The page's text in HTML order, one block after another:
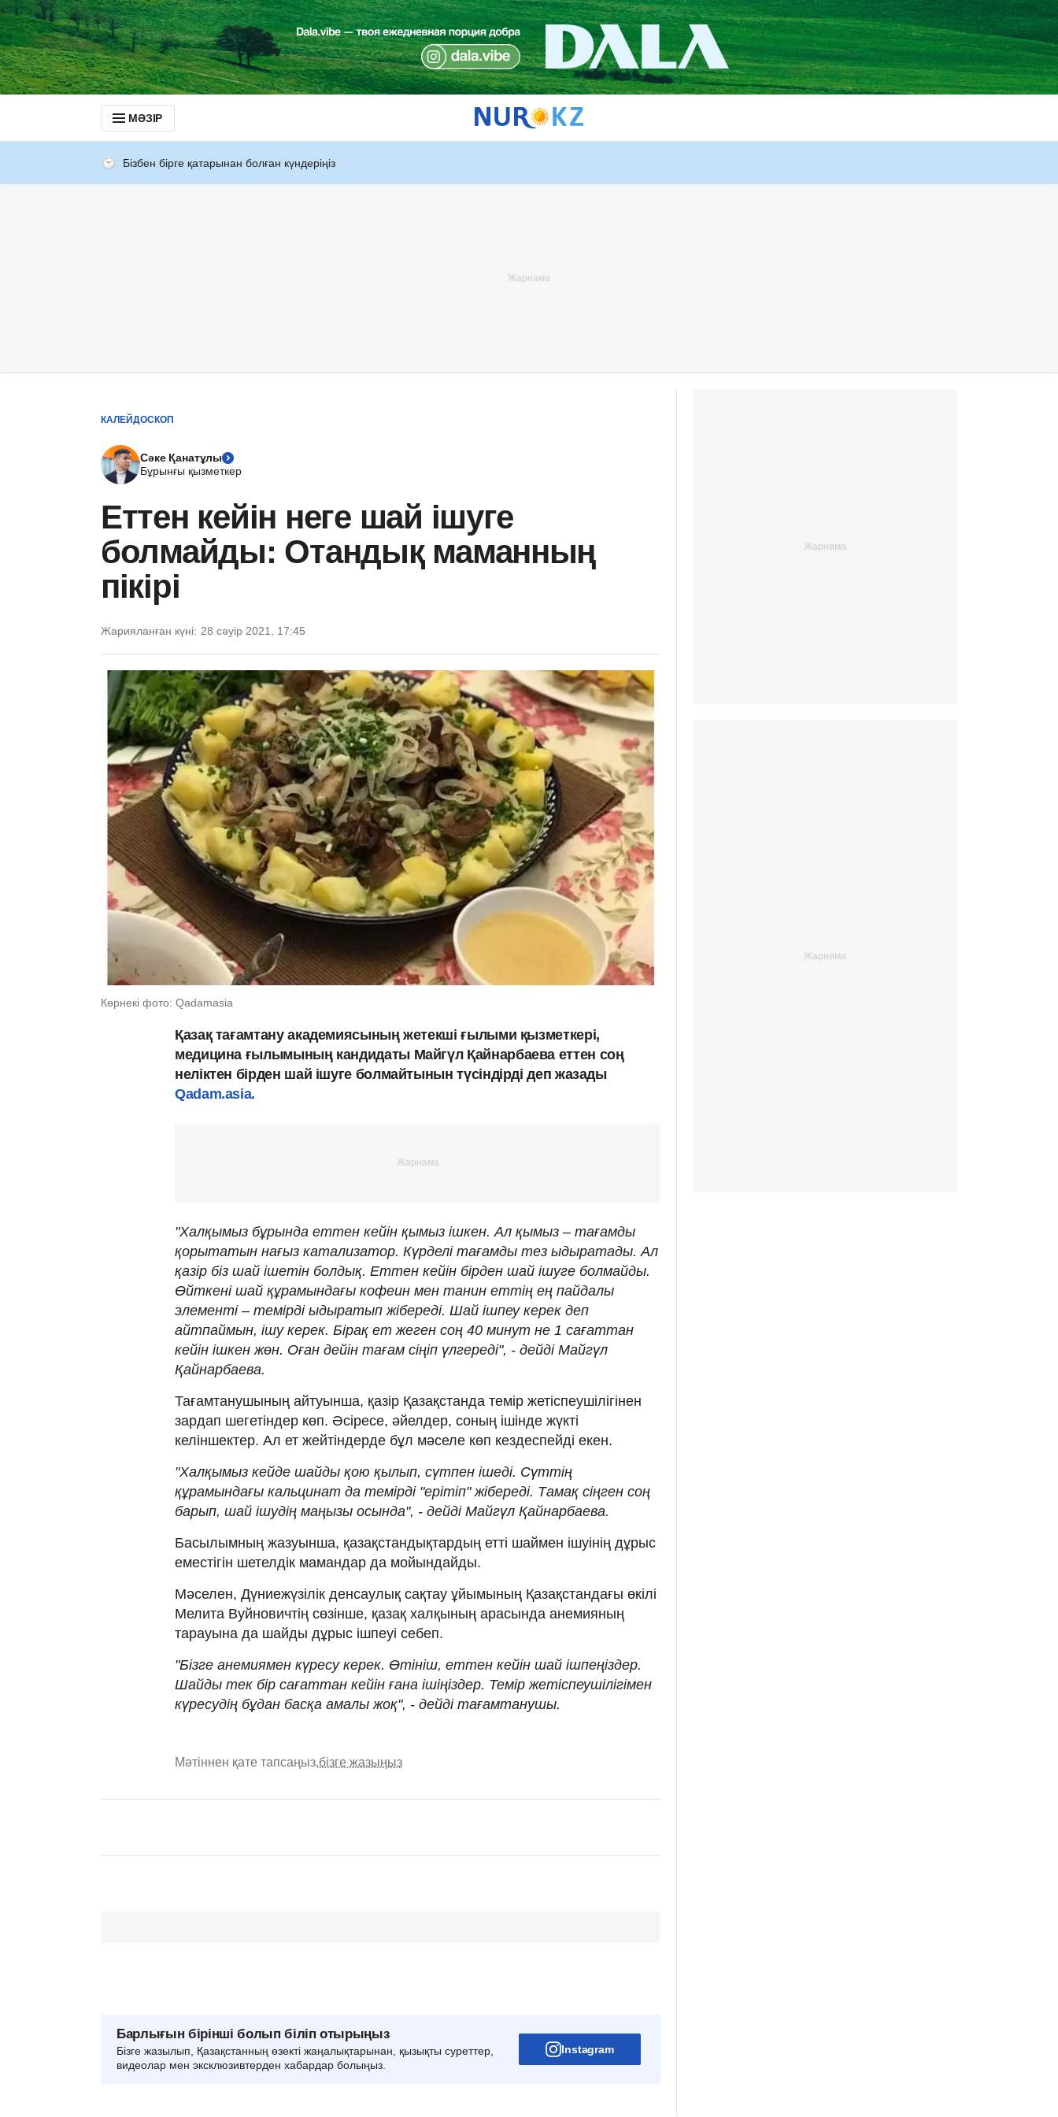
МӘЗІР
Бізбен бірге қатарынан болған күндеріңіз
КАЛЕЙДОСКОП
Сәке Қанатұлы
Бұрынғы қызметкер
Еттен кейін неге шай ішуге
болмайды: Отандық маманның
пікірі
Жарияланған күні: 28 сәуір 2021, 17:45
Көрнекі фото: Qadamasia
Қазақ тағамтану академиясының жетекші ғылыми қызметкері,
медицина ғылымының кандидаты Майгүл Қайнарбаевa еттен соң
неліктен бірден шай ішуге болмайтынын түсіндірді деп жазады
Qadam.asia.
"Халқымыз бұрында еттен кейін қымыз ішкен. Ал қымыз – тағамды
қорытатын нағыз катализатор. Күрделі тағамды тез ыдыратады. Ал
қазір біз шай ішетін болдық. Еттен кейін бірден шай ішуге болмайды.
Өйткені шай құрамындағы кофеин мен танин еттің ең пайдалы
элементі – темірді ыдыратып жібереді. Шай ішпеу керек деп
айтпаймын, ішу керек. Бірақ ет жеген соң 40 минут не 1 сағаттан
кейін ішкен жөн. Оған дейін тағам сіңіп үлгереді", - дейді Майгүл
Қайнарбаева.
Тағамтанушының айтуынша, қазір Қазақстанда темір жетіспеушілігінен
зардап шегетіндер көп. Әсіресе, әйелдер, cоның ішінде жүкті
келіншектер. Ал ет жейтіндерде бұл мәселе көп кездеспейді екен.
"Халқымыз кейде шайды қою қылып, сүтпен ішеді. Сүттің
құрамындағы кальцинат да темірді "ерітіп" жібереді. Тамақ сіңген соң
барып, шай ішудің маңызы осында", - дейді Майгүл Қайнарбаева.
Басылымның жазуынша, қазақстандықтардың етті шаймен ішуінің дұрыс
еместігін шетелдік мамандар да мойындайды.
Мәселен, Дүниежүзілік денсаулық сақтау ұйымының Қазақстандағы өкілі
Мелита Вуйновичтің сөзінше, қазақ халқының арасында анемияның
тарауына да шайды дұрыс ішпеуі себеп.
"Бізге анемиямен күресу керек. Өтініш, еттен кейін шай ішпеңіздер.
Шайды тек бір сағаттан кейін ғана ішіңіздер. Темір жетіспеушілігімен
күресудің бұдан басқа амалы жоқ", - дейді тағамтанушы.
Мәтіннен қате тапсаңыз,бізге жазыңыз
Барлығын бірінші болып біліп отырыңыз
Бізге жазылып, Қазақстанның өзекті жаңалықтарынан, қызықты суреттер,
видеолар мен эксклюзивтерден хабардар болыңыз.
Instagram